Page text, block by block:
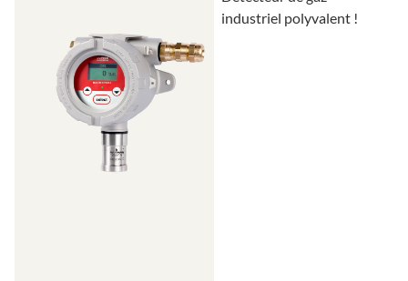
industriel polyvalent !